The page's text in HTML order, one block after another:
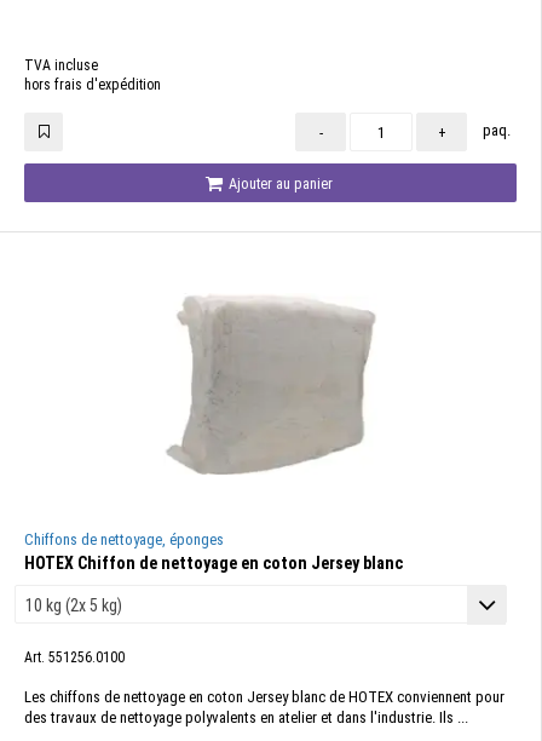
TVA incluse
hors frais d'expédition
- + paq.
Ajouter au panier
Chiffons de nettoyage, éponges
HOTEX Chiffon de nettoyage en coton Jersey blanc
Art. 551256.0100
Les chiffons de nettoyage en coton Jersey blanc de HOTEX conviennent pour
des travaux de nettoyage polyvalents en atelier et dans l'industrie. Ils ...